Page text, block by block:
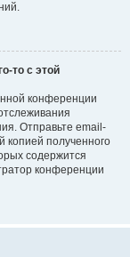
то с этой
конференции
Отправьте email-
полученного
содержится
конференции